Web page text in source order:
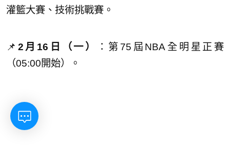
灌籃大賽、技術挑戰賽。
📌 2月16日（一）
：第75屆NBA全明星正賽
（05:00開始）。